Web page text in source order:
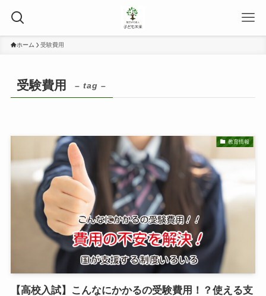
ホーム 受験費用
受験費用 – tag –
教育情報
【高校入試】こんなにかかるの受験費用！？使える支